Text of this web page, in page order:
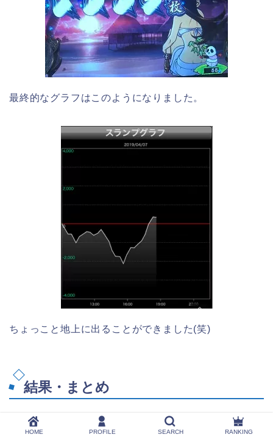
最終的なグラフはこのようになりました。
ちょっこと地上に出ることができました(笑)
結果・まとめ
おそらく全４５６だったと思います！
HOME PROFILE SEARCH RANKING